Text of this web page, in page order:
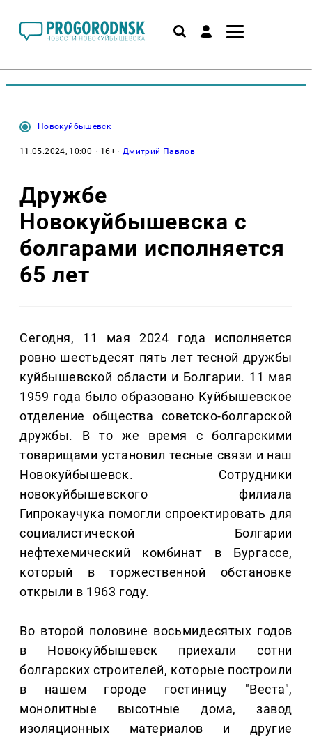
Новокуйбышевск
11.05.2024, 10:00 · 16+ ·Дмитрий Павлов
Дружбе
Новокуйбышевска с
болгарами исполняется
65 лет
Сегодня, 11 мая 2024 года исполняется
ровно шестьдесят пять лет тесной дружбы
куйбышевской области и Болгарии. 11 мая
1959 года было образовано Куйбышевское
отделение общества советско-болгарской
дружбы. В то же время с болгарскими
товарищами установил тесные связи и наш
Новокуйбышевск. Сотрудники
новокуйбышевского филиала
Гипрокаучука помогли спроектировать для
социалистической Болгарии
нефтехемический комбинат в Бургассе,
который в торжественной обстановке
открыли в 1963 году.
Во второй половине восьмидесятых годов
в Новокуйбышевск приехали сотни
болгарских строителей, которые построили
в нашем городе гостиницу "Веста",
монолитные высотные дома, завод
изоляционных материалов и другие